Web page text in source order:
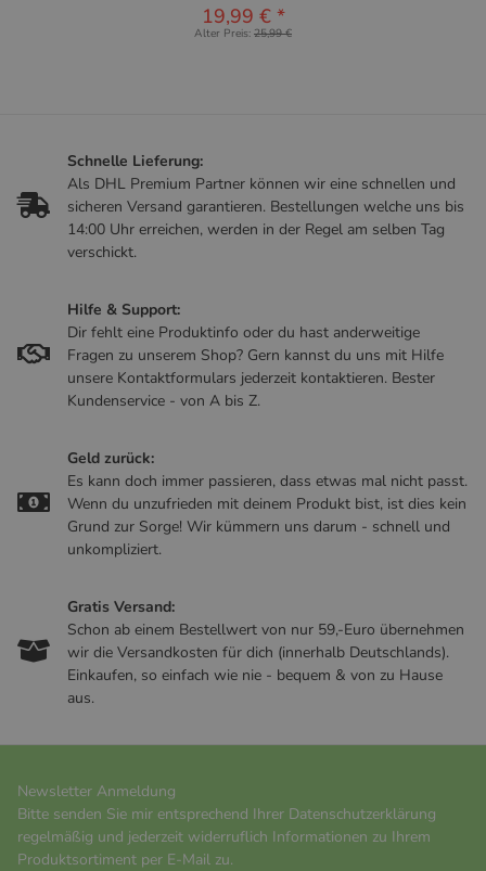
19,99 € *
Alter Preis: 25,99 €
Schnelle Lieferung:
Als DHL Premium Partner können wir eine schnellen und
sicheren Versand garantieren. Bestellungen welche uns bis
14:00 Uhr erreichen, werden in der Regel am selben Tag
verschickt.
Hilfe & Support:
Dir fehlt eine Produktinfo oder du hast anderweitige
Fragen zu unserem Shop? Gern kannst du uns mit Hilfe
unsere Kontaktformulars jederzeit kontaktieren. Bester
Kundenservice - von A bis Z.
Geld zurück:
Es kann doch immer passieren, dass etwas mal nicht passt.
Wenn du unzufrieden mit deinem Produkt bist, ist dies kein
Grund zur Sorge! Wir kümmern uns darum - schnell und
unkompliziert.
Gratis Versand:
Schon ab einem Bestellwert von nur 59,-Euro übernehmen
wir die Versandkosten für dich (innerhalb Deutschlands).
Einkaufen, so einfach wie nie - bequem & von zu Hause
aus.
Newsletter Anmeldung
Bitte senden Sie mir entsprechend Ihrer Datenschutzerklärung
regelmäßig und jederzeit widerruflich Informationen zu Ihrem
Produktsortiment per E-Mail zu.